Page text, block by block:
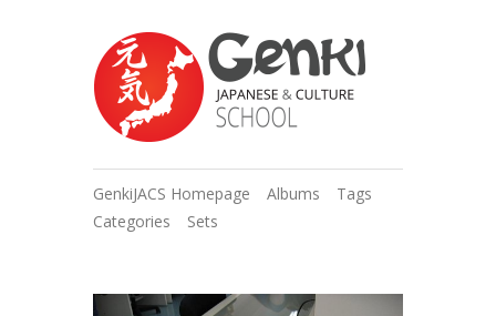
GenkiJACS Homepage Albums
Tags
Categories
Sets